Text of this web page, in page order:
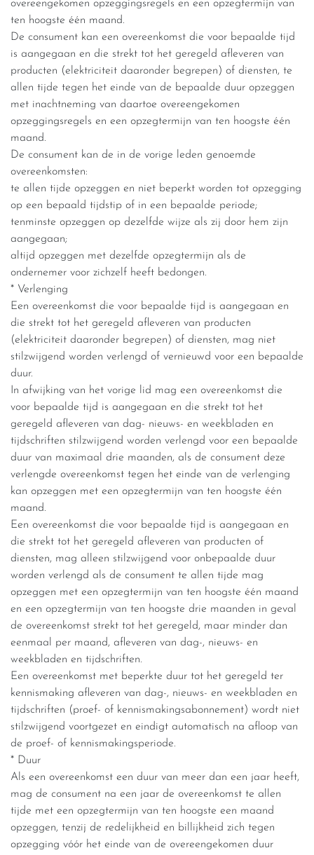
overeengekomen opzeggingsregels en een opzegtermijn van
ten hoogste één maand.
De consument kan een overeenkomst die voor bepaalde tijd
is aangegaan en die strekt tot het geregeld afleveren van
producten (elektriciteit daaronder begrepen) of diensten, te
allen tijde tegen het einde van de bepaalde duur opzeggen
met inachtneming van daartoe overeengekomen
opzeggingsregels en een opzegtermijn van ten hoogste één
maand.
De consument kan de in de vorige leden genoemde
overeenkomsten:
te allen tijde opzeggen en niet beperkt worden tot opzegging
op een bepaald tijdstip of in een bepaalde periode;
tenminste opzeggen op dezelfde wijze als zij door hem zijn
aangegaan;
altijd opzeggen met dezelfde opzegtermijn als de
ondernemer voor zichzelf heeft bedongen.
* Verlenging
Een overeenkomst die voor bepaalde tijd is aangegaan en
die strekt tot het geregeld afleveren van producten
(elektriciteit daaronder begrepen) of diensten, mag niet
stilzwijgend worden verlengd of vernieuwd voor een bepaalde
duur.
In afwijking van het vorige lid mag een overeenkomst die
voor bepaalde tijd is aangegaan en die strekt tot het
geregeld afleveren van dag- nieuws- en weekbladen en
tijdschriften stilzwijgend worden verlengd voor een bepaalde
duur van maximaal drie maanden, als de consument deze
verlengde overeenkomst tegen het einde van de verlenging
kan opzeggen met een opzegtermijn van ten hoogste één
maand.
Een overeenkomst die voor bepaalde tijd is aangegaan en
die strekt tot het geregeld afleveren van producten of
diensten, mag alleen stilzwijgend voor onbepaalde duur
worden verlengd als de consument te allen tijde mag
opzeggen met een opzegtermijn van ten hoogste één maand
en een opzegtermijn van ten hoogste drie maanden in geval
de overeenkomst strekt tot het geregeld, maar minder dan
eenmaal per maand, afleveren van dag-, nieuws- en
weekbladen en tijdschriften.
Een overeenkomst met beperkte duur tot het geregeld ter
kennismaking afleveren van dag-, nieuws- en weekbladen en
tijdschriften (proef- of kennismakingsabonnement) wordt niet
stilzwijgend voortgezet en eindigt automatisch na afloop van
de proef- of kennismakingsperiode.
* Duur
Als een overeenkomst een duur van meer dan een jaar heeft,
mag de consument na een jaar de overeenkomst te allen
tijde met een opzegtermijn van ten hoogste een maand
opzeggen, tenzij de redelijkheid en billijkheid zich tegen
opzegging vóór het einde van de overeengekomen duur